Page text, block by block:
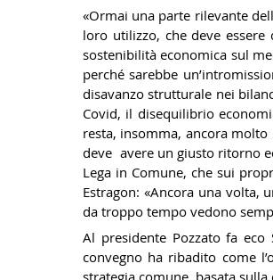
«Ormai una parte rilevante
loro utilizzo, che deve
sostenibilità economica sul
perché sarebbe
disavanzo strutturale nei
Covid, il disequilibrio
resta, insomma, ancora
deve avere un giusto ritorno
Lega in Comune, che sui
Estragon: «Ancora una volta,
da troppo tempo vedono
Al presidente Pozzato fa
convegno ha ribadito come